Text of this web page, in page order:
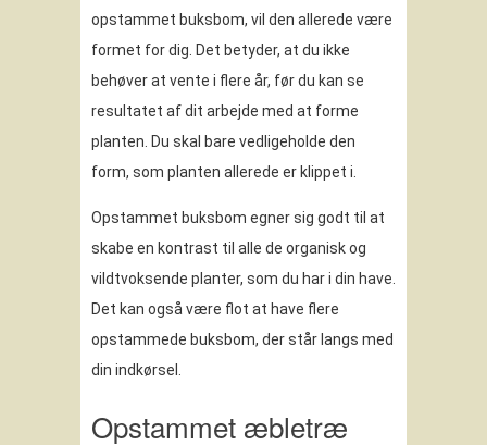
opstammet buksbom, vil den allerede være
formet for dig. Det betyder, at du ikke
behøver at vente i flere år, før du kan se
resultatet af dit arbejde med at forme
planten. Du skal bare vedligeholde den
form, som planten allerede er klippet i.
Opstammet buksbom egner sig godt til at
skabe en kontrast til alle de organisk og
vildtvoksende planter, som du har i din have.
Det kan også være flot at have flere
opstammede buksbom, der står langs med
din indkørsel.
Opstammet æbletræ